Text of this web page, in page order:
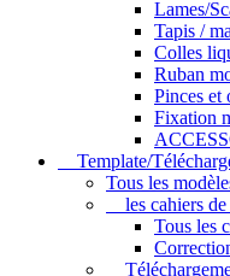
Lames/
Tapis /
Colles
Ruban
Pinces et
Fixation
Template/
Tous les
les cahiers
Tous les